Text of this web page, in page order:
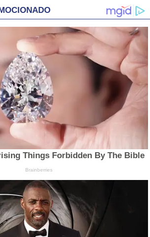
Things Forbidden By The Bible
Brainberries